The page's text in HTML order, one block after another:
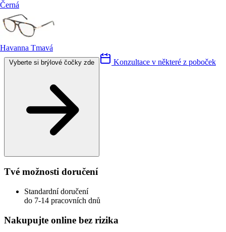
Černá
Havanna Tmavá
Konzultace v některé z poboček
Tvé možnosti doručení
Standardní doručení
do 7-14 pracovních dnů
Nakupujte online bez rizika